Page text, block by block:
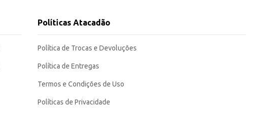
Políticas Atacadão
Política de Trocas e Devoluções
Política de Entregas
Termos e Condições de Uso
Políticas de Privacidade